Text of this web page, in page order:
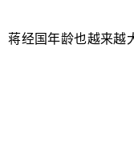
经国年龄也越来越